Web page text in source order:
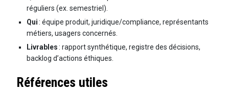
réguliers (ex. semestriel).
Qui: équipe produit, juridique/compliance, représentants
métiers, usagers concernés.
Livrables: rapport synthétique, registre des décisions,
backlog d’actions éthiques.
Références utiles